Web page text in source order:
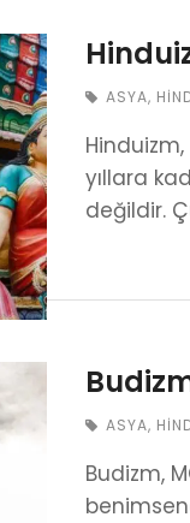
ASYA,
yıllara
değildir.
ASYA,
Budizm,